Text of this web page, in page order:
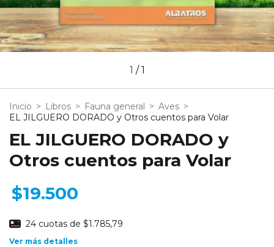
1 /1
Inicio > Libros > Fauna general > Aves >
EL JILGUERO DORADO y Otros cuentos para Volar
EL JILGUERO DORADO y
Otros cuentos para Volar
$19.500
24 cuotas de $1.785,79
Ver más detalles